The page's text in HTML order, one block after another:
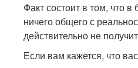
Факт состоит в том, что
ничего общего с
действительно не
Если вам кажется, что